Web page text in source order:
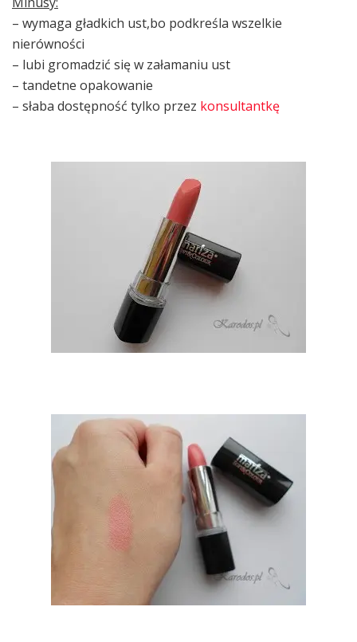
– wymaga gładkich ust,bo podkreśla wszelkie
nierówności
– lubi gromadzić się w załamaniu ust
– tandetne opakowanie
– słaba dostępność tylko przez konsultantkę